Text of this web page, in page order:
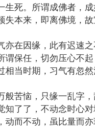
生死。所谓成佛者，
失本来，即离佛境，故
在因缘，此有迟速之
谓保任，切勿压心不
相当时期，习气有忽然
苦恼，只缘一乱字，
知了了，不动念时心
动而不动，虽比量而